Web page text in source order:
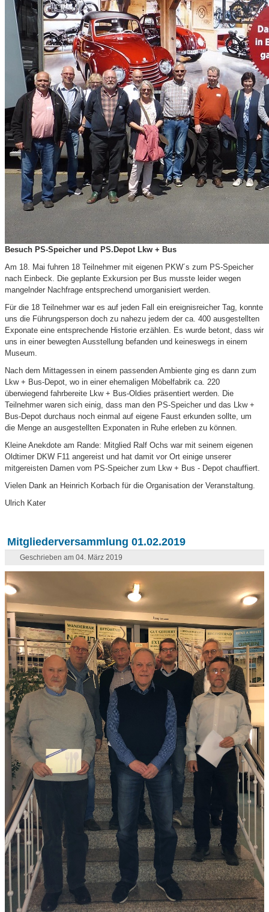
Besuch PS-Speicher und PS.Depot Lkw + Bus
Am 18. Mai fuhren 18 Teilnehmer mit eigenen PKW´s zum PS-Speicher
nach Einbeck. Die geplante Exkursion per Bus musste leider wegen
mangelnder Nachfrage entsprechend umorganisiert werden.
Für die 18 Teilnehmer war es auf jeden Fall ein ereignisreicher Tag, konnte
uns die Führungsperson doch zu nahezu jedem der ca. 400 ausgestellten
Exponate eine entsprechende Historie erzählen. Es wurde betont, dass wir
uns in einer bewegten Ausstellung befanden und keineswegs in einem
Museum.
Nach dem Mittagessen in einem passenden Ambiente ging es dann zum
Lkw + Bus-Depot, wo in einer ehemaligen Möbelfabrik ca. 220
überwiegend fahrbereite Lkw + Bus-Oldies präsentiert werden. Die
Teilnehmer waren sich einig, dass man den PS-Speicher und das Lkw +
Bus-Depot durchaus noch einmal auf eigene Faust erkunden sollte, um
die Menge an ausgestellten Exponaten in Ruhe erleben zu können.
Kleine Anekdote am Rande: Mitglied Ralf Ochs war mit seinem eigenen
Oldtimer DKW F11 angereist und hat damit vor Ort einige unserer
mitgereisten Damen vom PS-Speicher zum Lkw + Bus - Depot chauffiert.
Vielen Dank an Heinrich Korbach für die Organisation der Veranstaltung.
Ulrich Kater
Mitgliederversammlung 01.02.2019
Geschrieben am 04. März 2019